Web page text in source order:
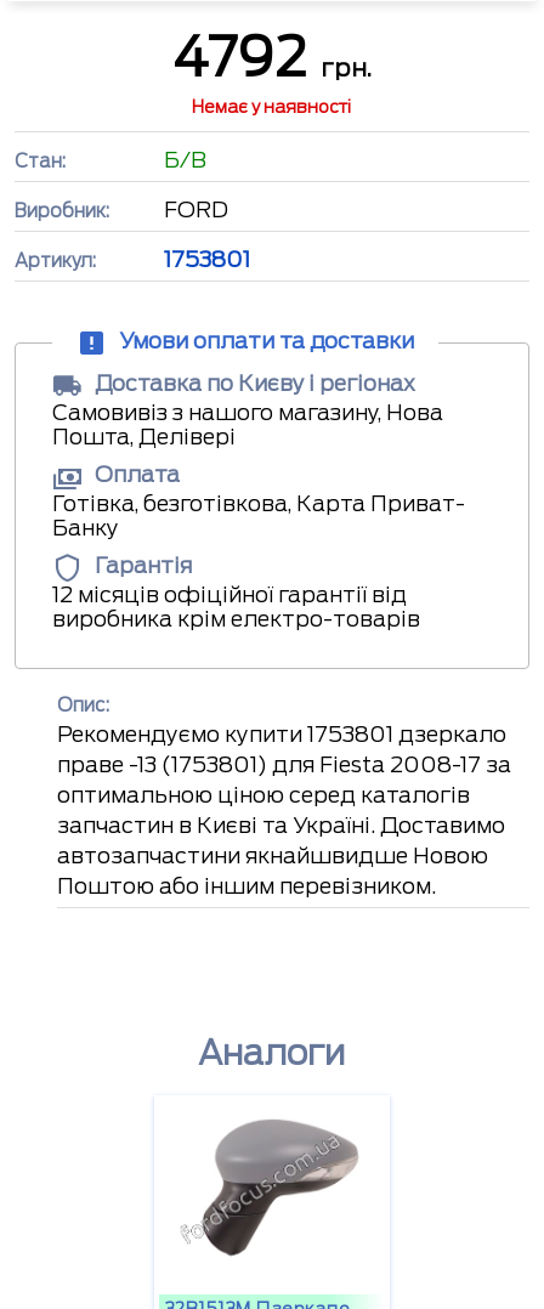
4792 грн.
Немає у наявності
Стан: Б/В
Виробник: FORD
Артикул: 1753801
Умови оплати та доставки
Доставка по Києву і регіонах
Самовивіз з нашого магазину, Нова
Пошта, Делівері
Оплата
Готівка, безготівкова, Карта Приват-
Банку
Гарантія
12 місяців офіційної гарантії від
виробника крім електро-товарів
Опис:
Рекомендуємо купити 1753801 дзеркало
праве -13 (1753801) для Fiesta 2008-17 за
оптимальною ціною серед каталогів
запчастин в Києві та Україні. Доставимо
автозапчастини якнайшвидше Новою
Поштою або іншим перевізником.
Аналоги